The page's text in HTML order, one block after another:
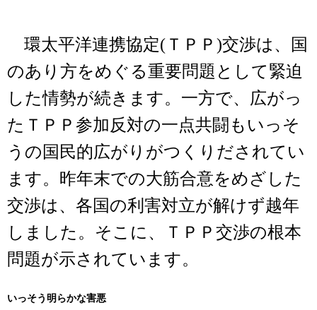
環太平洋連携協定(ＴＰＰ)交渉は、国
のあり方をめぐる重要問題として緊迫
した情勢が続きます。一方で、広がっ
たＴＰＰ参加反対の一点共闘もいっそ
うの国民的広がりがつくりだされてい
ます。昨年末での大筋合意をめざした
交渉は、各国の利害対立が解けず越年
しました。そこに、ＴＰＰ交渉の根本
問題が示されています。
いっそう明らかな害悪